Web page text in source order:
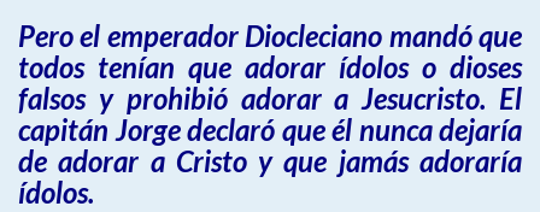
Pero el emperador Diocleciano mandó que
todos tenían que adorar ídolos o dioses
falsos y prohibió adorar a Jesucristo. El
capitán Jorge declaró que él nunca dejaría
de adorar a Cristo y que jamás adoraría
ídolos.